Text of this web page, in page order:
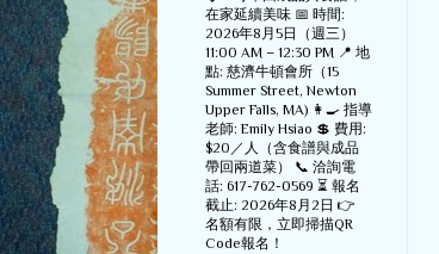
在家延續美味 📅 時間:
2026年8月5日（週三）
11:00 AM – 12:30 PM 📍 地
點: 慈濟牛頓會所（15
Summer Street, Newton
Upper Falls, MA) 👩‍🍳 指導
老師: Emily Hsiao 💲 費用:
$20／人（含食譜與成品
帶回兩道菜） 📞 洽詢電
話: 617-762-0569 ⏳ 報名
截止: 2026年8月2日 👉
名額有限，立即掃描QR
Code報名！